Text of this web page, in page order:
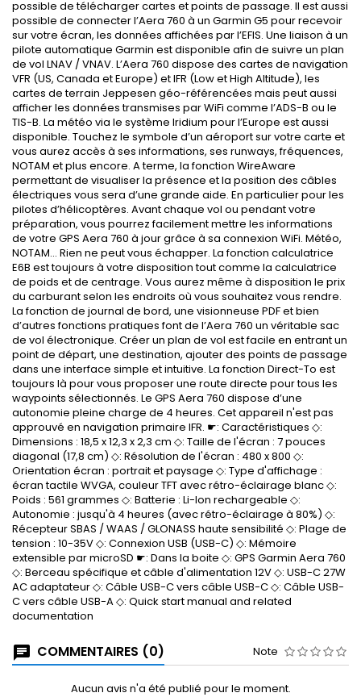
possible de télécharger cartes et points de passage. Il est aussi
possible de connecter l’Aera 760 à un Garmin G5 pour recevoir
sur votre écran, les données affichées par l’EFIS. Une liaison à un
pilote automatique Garmin est disponible afin de suivre un plan
de vol LNAV / VNAV. L’Aera 760 dispose des cartes de navigation
VFR (US, Canada et Europe) et IFR (Low et High Altitude), les
cartes de terrain Jeppesen géo-référencées mais peut aussi
afficher les données transmises par WiFi comme l’ADS-B ou le
TIS-B. La météo via le système Iridium pour l’Europe est aussi
disponible. Touchez le symbole d’un aéroport sur votre carte et
vous aurez accès à ses informations, ses runways, fréquences,
NOTAM et plus encore. A terme, la fonction WireAware
permettant de visualiser la présence et la position des câbles
électriques vous sera d’une grande aide. En particulier pour les
pilotes d’hélicoptères. Avant chaque vol ou pendant votre
préparation, vous pourrez facilement mettre les informations
de votre GPS Aera 760 à jour grâce à sa connexion WiFi. Météo,
NOTAM… Rien ne peut vous échapper. La fonction calculatrice
E6B est toujours à votre disposition tout comme la calculatrice
de poids et de centrage. Vous aurez même à disposition le prix
du carburant selon les endroits où vous souhaitez vous rendre.
La fonction de journal de bord, une visionneuse PDF et bien
d’autres fonctions pratiques font de l’Aera 760 un véritable sac
de vol électronique. Créer un plan de vol est facile en entrant un
point de départ, une destination, ajouter des points de passage
dans une interface simple et intuitive. La fonction Direct-To est
toujours là pour vous proposer une route directe pour tous les
waypoints sélectionnés. Le GPS Aera 760 dispose d’une
autonomie pleine charge de 4 heures. Cet appareil n'est pas
approuvé en navigation primaire IFR. ☛: Caractéristiques ◇:
Dimensions : 18,5 x 12,3 x 2,3 cm ◇: Taille de l'écran : 7 pouces
diagonal (17,8 cm) ◇: Résolution de l'écran : 480 x 800 ◇:
Orientation écran : portrait et paysage ◇: Type d'affichage :
écran tactile WVGA, couleur TFT avec rétro-éclairage blanc ◇:
Poids : 561 grammes ◇: Batterie : Li-Ion rechargeable ◇:
Autonomie : jusqu'à 4 heures (avec rétro-éclairage à 80%) ◇:
Récepteur SBAS / WAAS / GLONASS haute sensibilité ◇: Plage de
tension : 10-35V ◇: Connexion USB (USB-C) ◇: Mémoire
extensible par microSD ☛: Dans la boite ◇: GPS Garmin Aera 760
◇: Berceau spécifique et câble d'alimentation 12V ◇: USB-C 27W
AC adaptateur ◇: Câble USB-C vers câble USB-C ◇: Câble USB-
C vers câble USB-A ◇: Quick start manual and related
documentation
COMMENTAIRES (0) Note
Aucun avis n'a été publié pour le moment.